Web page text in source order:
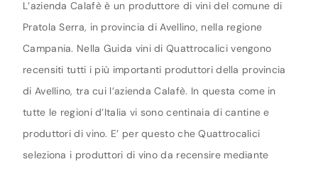
L’azienda Calafè è un produttore di vini del comune di
Pratola Serra, in provincia di Avellino, nella regione
Campania. Nella Guida vini di Quattrocalici vengono
recensiti tutti i più importanti produttori della provincia
di Avellino, tra cui l’azienda Calafè. In questa come in
tutte le regioni d’Italia vi sono centinaia di cantine e
produttori di vino. E’ per questo che Quattrocalici
seleziona i produttori di vino da recensire mediante